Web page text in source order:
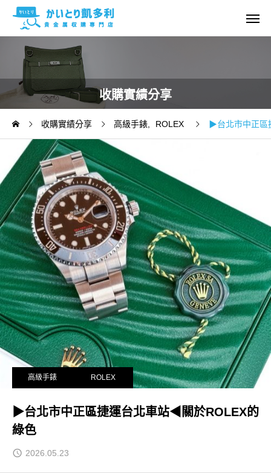
收購實績分享
收購實績分享 高級手錶 ROLEX ▶台北市中正區
高級手錶 ROLEX
▶台北市中正區捷運台北車站◀關於ROLEX的
綠色
2026.05.23